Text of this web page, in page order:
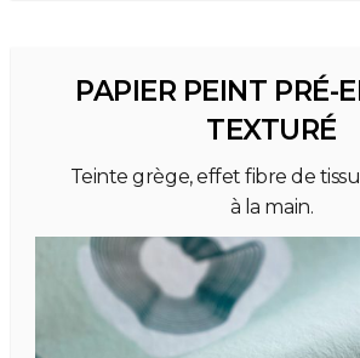
PAPIER PEINT PRÉ-
TEXTURÉ
Teinte grège, effet fibre de
à la main.